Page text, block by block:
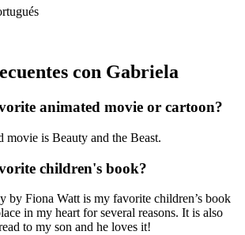
con Gabriela
animated movie or cartoon?
movie is Beauty and the Beast.
children's book?
by Fiona Watt is my favorite children’s book
in my heart for several reasons. It is also
to my son and he loves it!